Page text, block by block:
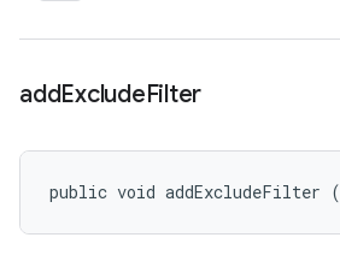
addExcludeFilter
public void